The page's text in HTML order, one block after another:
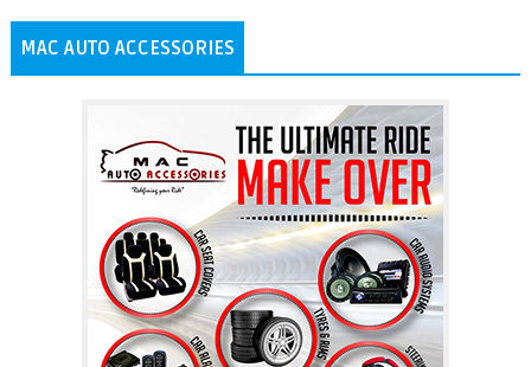
MAC AUTO ACCESSORIES